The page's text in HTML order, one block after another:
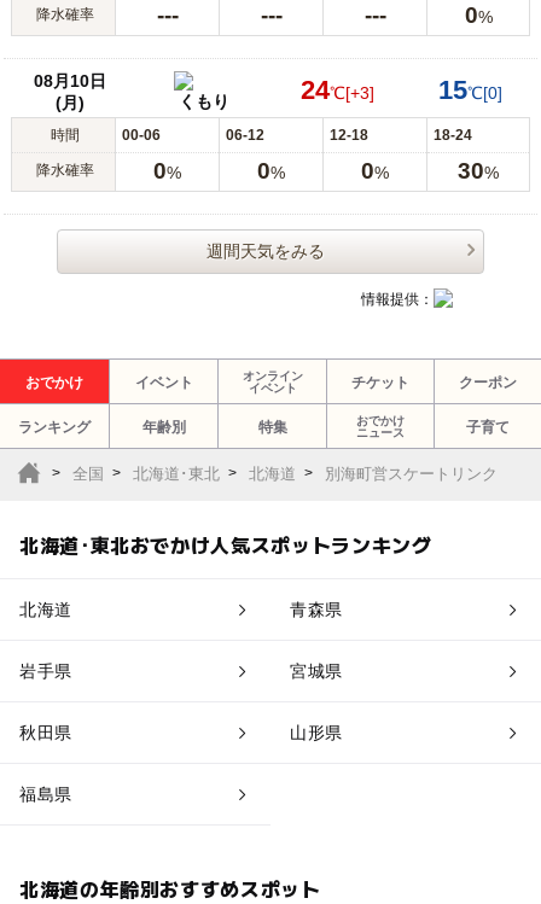
降水確率 --- --- --- 0%
08月10日
(月)
くもり 24℃[+3] 15℃[0]
時間 00-06 06-12 12-18 18-24
降水確率 0% 0% 0% 30%
週間天気をみる
情報提供：
おでかけ イベント
オンライン
イベント
チケット クーポン
ランキング 年齢別 特集
おでかけ
ニュース
子育て
全国 北海道･東北 北海道 別海町営スケートリンク
北海道･東北おでかけ人気スポットランキング
北海道 青森県
岩手県 宮城県
秋田県 山形県
福島県
北海道の年齢別おすすめスポット